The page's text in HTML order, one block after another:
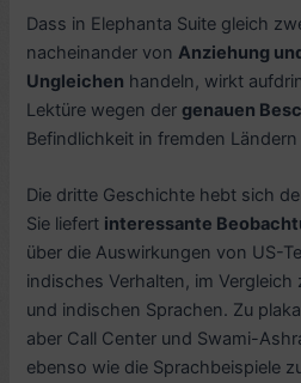
Dass in Elephanta Suite gleich
nacheinander vonAnziehung
Ungleichen handeln, wirkt
Lektüre wegen der genauen
Befindlichkeit in fremden Ländern
Die dritte Geschichte hebt sich
Sie liefert interessante
über die Auswirkungen von US-
indisches Verhalten, im
und indischen Sprachen. Zu
aber Call Center und Swami-
ebenso wie die Sprachbeispiele